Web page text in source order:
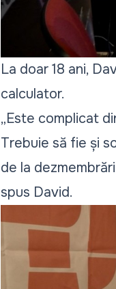
La doar 18 ani,
calculator.
„Este complicat
Trebuie să fie și
de la
spus David.